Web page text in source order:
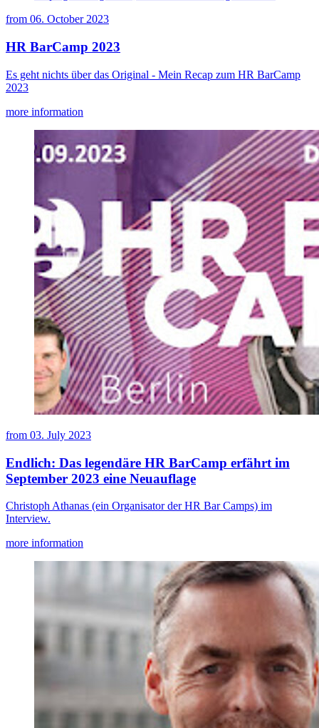
from 06. October 2023
HR BarCamp 2023
Es geht nichts über das Original - Mein Recap zum HR BarCamp
2023
more information
from 03. July 2023
Endlich: Das legendäre HR BarCamp erfährt im
September 2023 eine Neuauflage
Christoph Athanas (ein Organisator der HR Bar Camps) im
Interview.
more information